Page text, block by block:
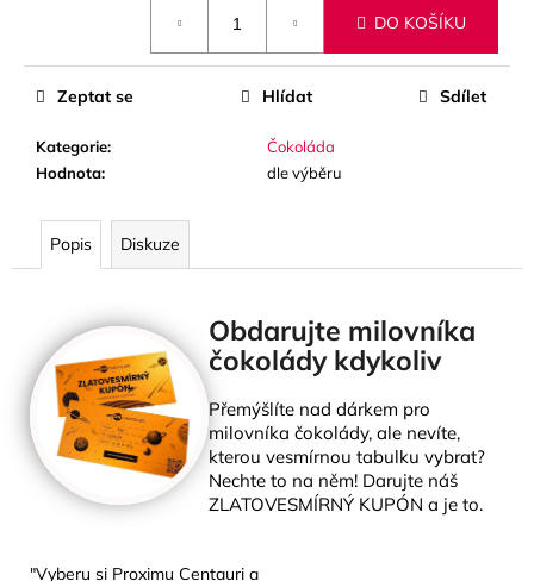
DO KOŠÍKU
Kategorie:
Čokoláda
Hodnota: dle výběru
Zeptat se Hlídat Sdílet
Popis Diskuze
Obdarujte milovníka
čokolády kdykoliv
Přemýšlíte nad dárkem pro
milovníka čokolády, ale nevíte,
kterou vesmírnou tabulku vybrat?
Nechte to na něm! Darujte náš
ZLATOVESMÍRNÝ KUPÓN a je to.
"Vyberu si Proximu Centauri a
m